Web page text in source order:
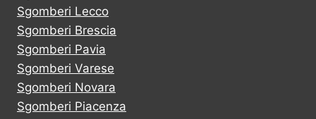
Sgomberi Lecco
Sgomberi Brescia
Sgomberi Pavia
Sgomberi Varese
Sgomberi Novara
Sgomberi Piacenza